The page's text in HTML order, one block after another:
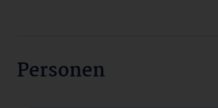
Personen